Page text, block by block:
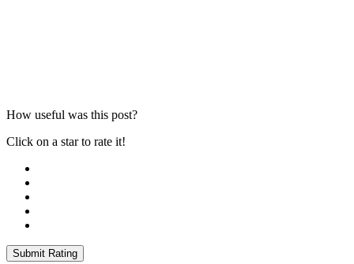
How useful was this post?
Click on a star to rate it!
Submit Rating